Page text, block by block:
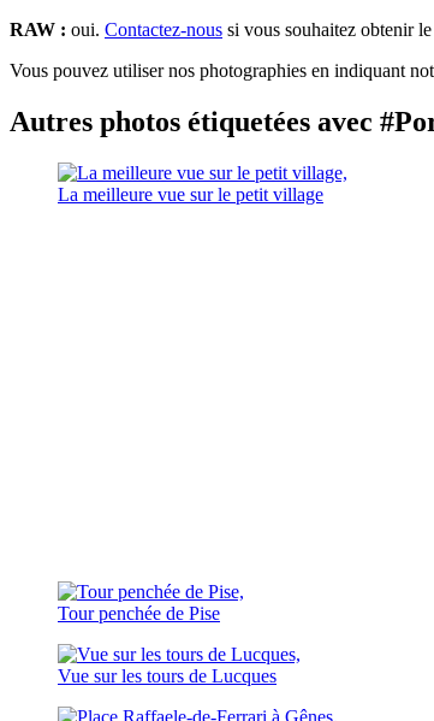
RAW : oui. Contactez-nous si vous souhaitez obtenir
Vous pouvez utiliser nos photographies en indiquant
Autres photos étiquetées avec
La meilleure vue sur le petit village
Tour penchée de Pise
Vue sur les tours de Lucques